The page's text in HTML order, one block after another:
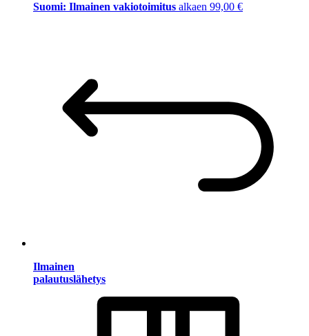
Suomi: Ilmainen vakiotoimitus alkaen 99,00 €
Ilmainen
palautuslähetys